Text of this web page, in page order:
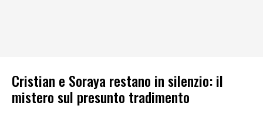
Cristian e Soraya restano in silenzio: il
mistero sul presunto tradimento